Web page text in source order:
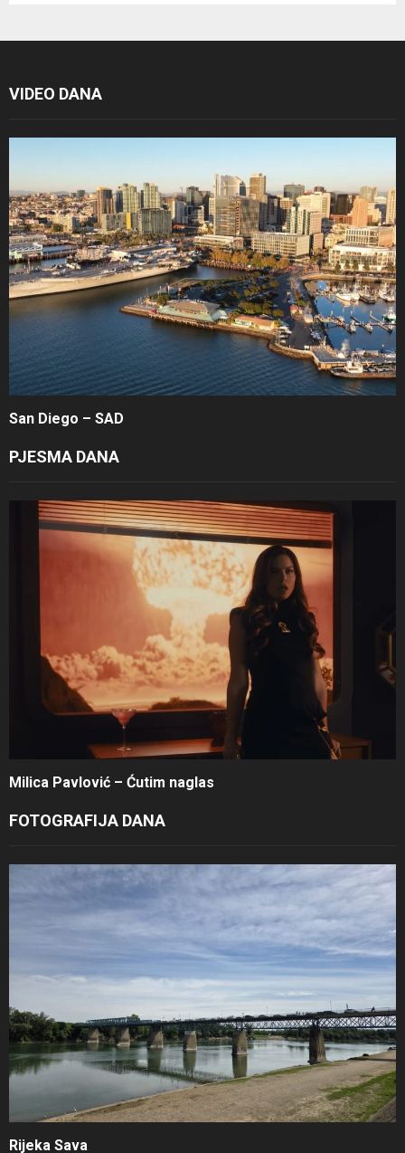
VIDEO DANA
San Diego – SAD
PJESMA DANA
Milica Pavlović – Ćutim naglas
FOTOGRAFIJA DANA
Rijeka Sava